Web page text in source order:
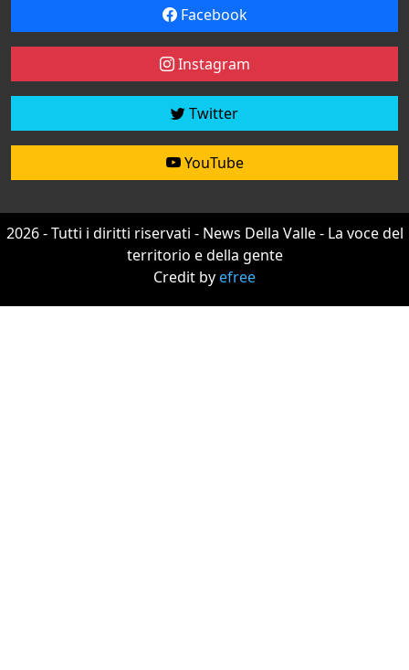
Facebook
Instagram
Twitter
YouTube
2026 - Tutti i diritti riservati - News Della Valle - La voce del
territorio e della gente
Credit byefree